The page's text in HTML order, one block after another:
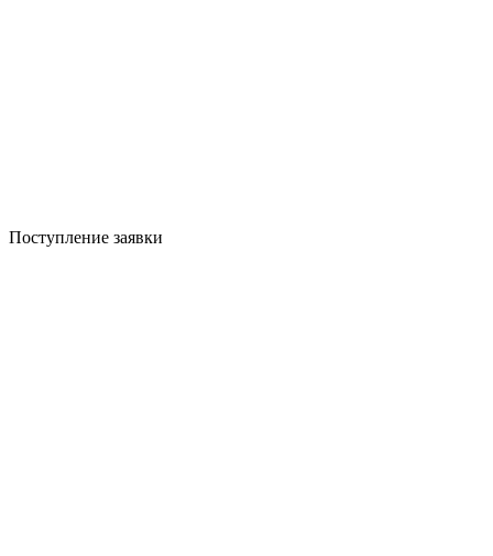
Поступление заявки